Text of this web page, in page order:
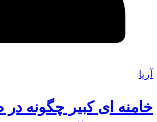
آریا
خامنه ای کبیر چگونه